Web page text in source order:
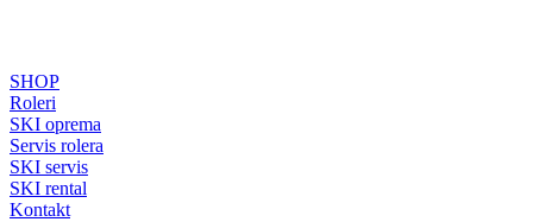
SHOP
Roleri
SKI oprema
Servis rolera
SKI servis
SKI rental
Kontakt